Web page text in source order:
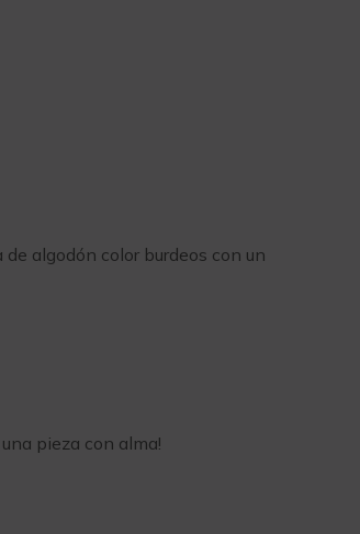
algodón color burdeos con un
pieza con alma!